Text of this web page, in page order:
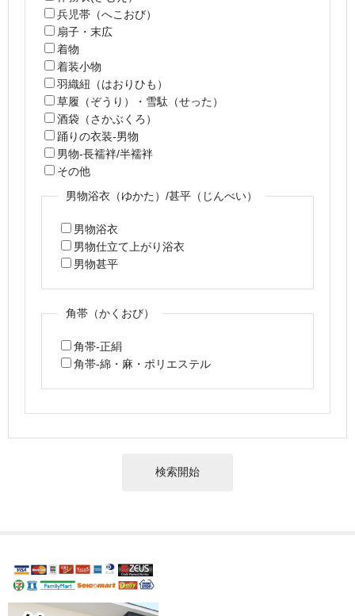
兵児帯（へこおび）
扇子・末広
着物
着装小物
羽織紐（はおりひも）
草履（ぞうり）・雪駄（せった）
酒袋（さかぶくろ）
踊りの衣装-男物
男物-長襦袢/半襦袢
その他
男物浴衣（ゆかた）/甚平（じんべい）
男物浴衣
男物仕立て上がり浴衣
男物甚平
角帯（かくおび）
角帯-正絹
角帯-綿・麻・ポリエステル